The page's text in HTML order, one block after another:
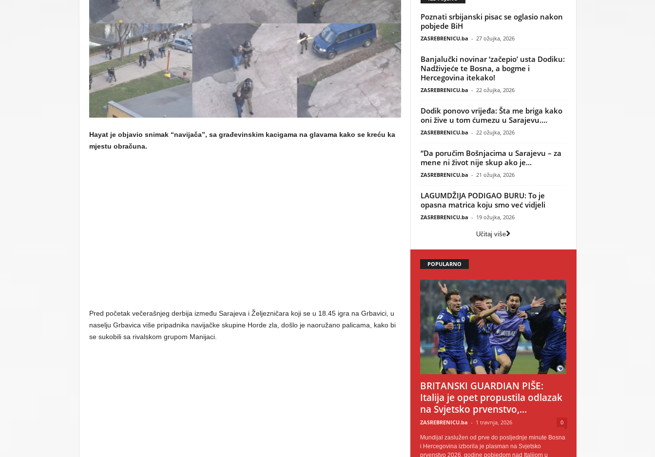
U
Hayat je objavio snimak “navijača”, sa građevinskim kacigama na glavama kako se kreću ka
mjestu obračuna.
Pred početak večerašnjeg derbija između Sarajeva i Željezničara koji se u 18.45 igra na Grbavici, u
naselju Grbavica više pripadnika navijačke skupine Horde zla, došlo je naoružano palicama, kako bi
se sukobili sa rivalskom grupom Manijaci.
Poznati srbijanski pisac se oglasio nakon
pobjede BiH
ZASREBRENICU.ba - 27 ožujka, 2026
Banjalučki novinar ‘začepio’ usta Dodiku:
Nadživjeće te Bosna, a bogme i
Hercegovina itekako!
ZASREBRENICU.ba - 22 ožujka, 2026
Dodik ponovo vrijeđa: Šta me briga kako
oni žive u tom ćumezu u Sarajevu....
ZASREBRENICU.ba - 22 ožujka, 2026
“Da poručim Bošnjacima u Sarajevu – za
mene ni život nije skup ako je...
ZASREBRENICU.ba - 21 ožujka, 2026
LAGUMDŽIJA PODIGAO BURU: To je
opasna matrica koju smo već vidjeli
ZASREBRENICU.ba - 19 ožujka, 2026
Učitaj više
POPULARNO
BRITANSKI GUARDIAN PIŠE:
Italija je opet propustila odlazak
na Svjetsko prvenstvo,...
ZASREBRENICU.ba - 1 travnja, 2026 0
Mundijal zaslužen od prve do posljednje minute Bosna
i Hercegovina izborila je plasman na Svjetsko
prvenstvo 2026. godine pobjedom nad Italijom u